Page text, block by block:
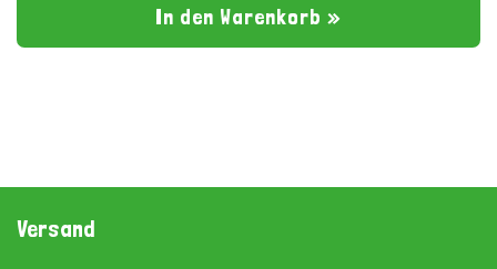
In den Warenkorb »
Versand